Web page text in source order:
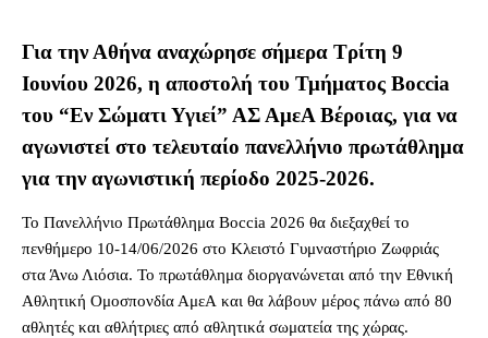
Για την Αθήνα αναχώρησε σήμερα Τρίτη 9
Ιουνίου 2026, η αποστολή του Τμήματος Boccia
του “Εν Σώματι Υγιεί” ΑΣ ΑμεΑ Βέροιας, για να
αγωνιστεί στο τελευταίο πανελλήνιο πρωτάθλημα
για την αγωνιστική περίοδο 2025-2026.
To Πανελλήνιο Πρωτάθλημα Boccia 2026 θα διεξαχθεί το
πενθήμερο 10-14/06/2026 στο Κλειστό Γυμναστήριο Ζωφριάς
στα Άνω Λιόσια. Το πρωτάθλημα διοργανώνεται από την Εθνική
Αθλητική Ομοσπονδία ΑμεΑ και θα λάβουν μέρος πάνω από 80
αθλητές και αθλήτριες από αθλητικά σωματεία της χώρας.